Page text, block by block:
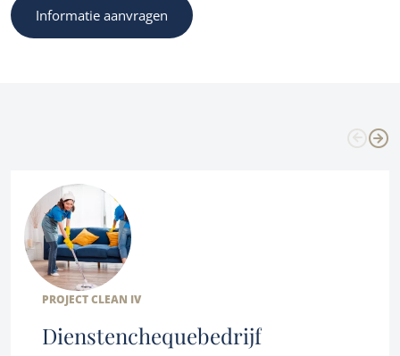
Informatie aanvragen
PROJECT CLEAN IV
Dienstenchequebedrijf